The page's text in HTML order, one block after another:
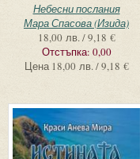
Небесни послания
Мара Спасова (Изида)
18,00 лв. / 9,18 €
Отстъпка: 0,00
Цена 18,00 лв. / 9,18 €